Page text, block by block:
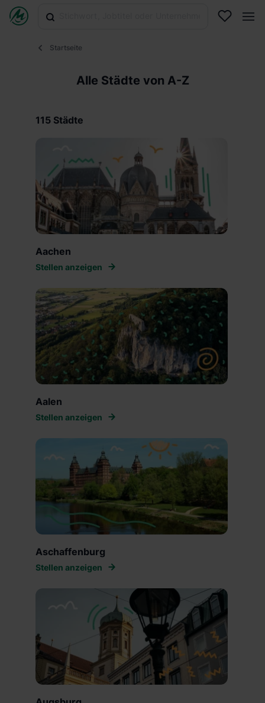
Startseite
Alle Städte von A-Z
115 Städte
Aachen
Stellen anzeigen
Aalen
Stellen anzeigen
Aschaffenburg
Stellen anzeigen